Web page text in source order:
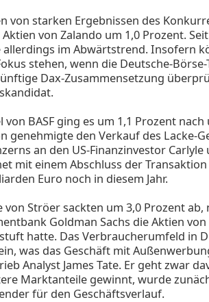
von starken Ergebnissen des
von Zalando um 1,0 Prozent.
allerdings im Abwärtstrend. Insofern
stehen, wenn die Deutsche-Börse-
Dax-Zusammensetzung
von BASF ging es um 1,1 Prozent nach
genehmigte den Verkauf des Lacke-
an den US-Finanzinvestor
mit einem Abschluss der
Euro noch in diesem Jahr.
von Ströersackten um 3,0 Prozent ab,
Goldman Sachs die Aktien
hatte. Das Verbraucherumfeld in
was das Geschäft mit
Analyst James Tate. Er geht zwar
Marktanteile gewinnt, wurde
für den Geschäftsverlauf.